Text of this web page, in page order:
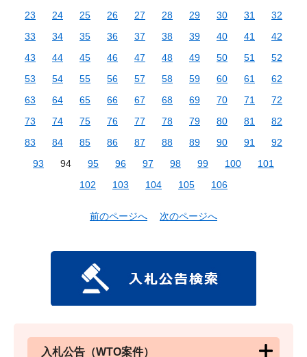
23
24 25 26 27 28 29 30 31
32
33
34 35 36 37 38 39 40 41
42
43
44 45 46 47 48 49 50 51
52
53
54 55 56 57 58 59 60 61
62
63
64 65 66 67 68 69 70 71
72
73
74 75 76 77 78 79 80 81
82
83
84 85 86 87 88 89 90 91
92
93
94 95 96 97 98 99 100
101
102
103 104 105 106
前のページへ 次のページへ
入札公告（WTO案件）